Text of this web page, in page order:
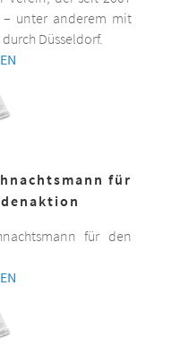
unter anderem mit
Düsseldorf.
für
für den